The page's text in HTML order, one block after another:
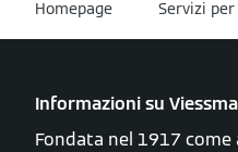
Homepage Servizi
Informazioni su
Fondata nel 1917